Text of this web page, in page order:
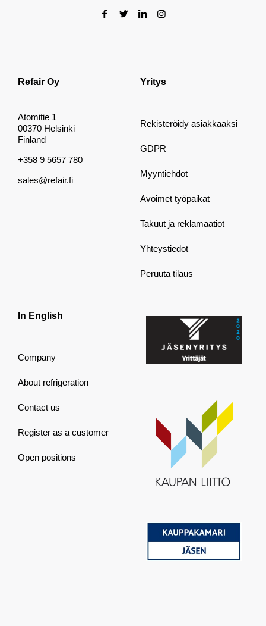
Refair Oy
Atomitie 1
00370 Helsinki
Finland
+358 9 5657 780
sales@refair.fi
Yritys
Rekisteröidy asiakkaaksi
GDPR
Myyntiehdot
Avoimet työpaikat
Takuut ja reklamaatiot
Yhteystiedot
Peruuta tilaus
In English
Company
About refrigeration
Contact us
Register as a customer
Open positions